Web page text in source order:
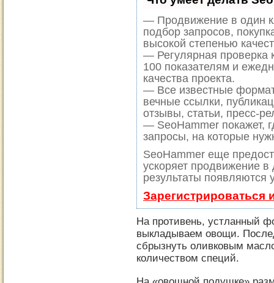
— Продвижение в один
подбор запросов,
высокой степенью
— Регулярная проверка
100 показателям и
качества проекта.
— Все известные
вечные ссылки,
отзывы, статьи, пресс-
— SeoHammer покажет,
запросы, на которые
SeoHammer еще
ускоряет продвижение
результаты появляются
Зарегистрироваться
На противень, устланный
выкладываем овощи.
сбрызнуть оливковым
количеством специй.